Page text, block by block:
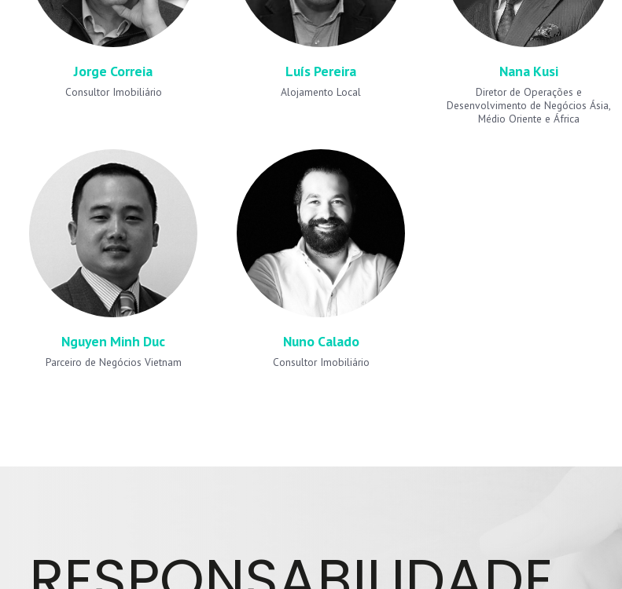
Jorge Correia
Consultor Imobiliário
Luís Pereira
Alojamento Local
Nana Kusi
Diretor de Operações e
Desenvolvimento de Negócios Ásia,
Médio Oriente e África
Nguyen Minh Duc
Parceiro de Negócios Vietnam
Nuno Calado
Consultor Imobiliário